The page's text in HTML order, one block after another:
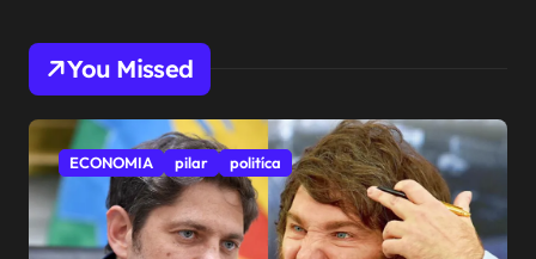
You Missed
ECONOMIA pilar politíca